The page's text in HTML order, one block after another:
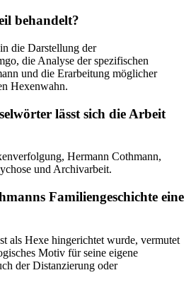
behandelt?
die Darstellung der
die Analyse der spezifischen
und die Erarbeitung möglicher
Hexenwahn.
lässt sich die Arbeit
Hermann Cothmann,
und Archivarbeit.
Familiengeschichte eine
als Hexe hingerichtet wurde, vermutet
Motiv für seine eigene
der Distanzierung oder